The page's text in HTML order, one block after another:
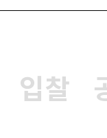
입찰